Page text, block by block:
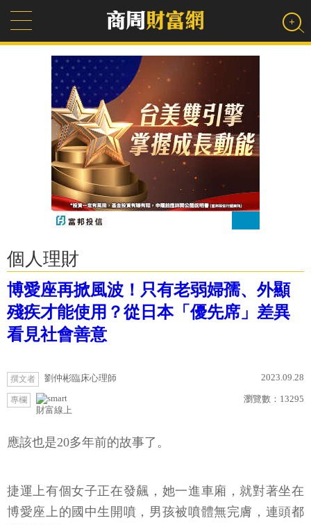
個人理財
博愛座再掀風波！只有老弱婦孺、外顯
殘疾才能使用？從日本「優先席」差異
看見社會善意
撰文者 劉仲彬臨床心理師 2023.09.28
專欄
財富線上
瀏覽數： 13295
應該也是20多年前的故事了。
捷運上有個女子正在發飆，她一進車廂，就對著坐在
博愛座上的國中生開噴，男孩被噴體無完膚，連頭都